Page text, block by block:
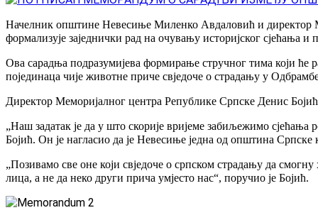
Начелник општине Невесиње Миленко Авдаловић и директор
формализује заједнички рад на очувању историјског сјећања
Ова сарадња подразумијева формирање стручног тима који ће
појединаца чије животне приче свједоче о страдању у
Директор Меморијалног центра Републике Српске Денис
„Наш задатак је да у што скорије вријеме забиљежимо
Бојић. Он је нагласио да је Невесиње једна од општина Српске
„Позивамо све оне који свједоче о српском страдању да
лица, а не да неко други прича умјесто нас“, поручио је Бојић.